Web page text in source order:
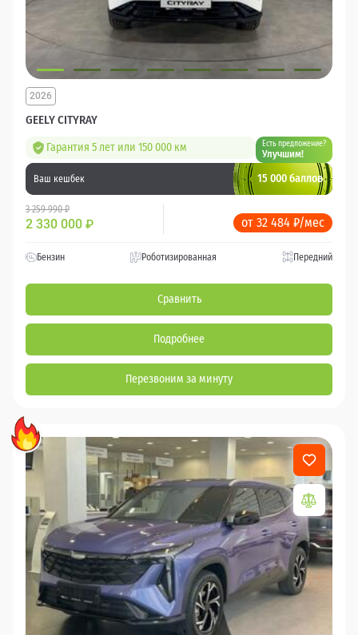
GEELY CITYRAY
2026
Гарантия 5 лет или 150 000 км Есть предложение?
Улучшим!
Ваш кешбек 15 000 баллов
3 259 990 ₽
2 330 000 ₽ от 32 484 ₽/мес
Бензин Роботизированная Передний
Сравнить
Подробнее
Перезвоним за минуту